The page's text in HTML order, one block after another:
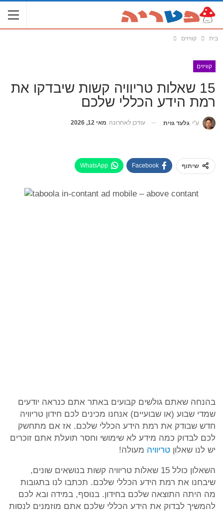
בית קוויזים
קוויזים
15 שאלות טריוויה קשות שיבדקו את
רמת הידע הכללי שלכם
ע"י גלעד גזית עודכן לאחרונה מאי 12, 2026
שיתוף Facebook
WhatsApp
בהנחה שאתם גולשים קבועים באתר אתם כנראה יודעים
שמדי שבוע (או שבועיים) אנחנו מכינים לכם חידון טריוויה
חדש שבודק את רמת הידע הכללי שלכם. אז אם מתחשק
לכם לבדוק כמה מידע לא שימושי וחסר תועלת אתם זוכרים
יש לנו שאלון טריוויה מעולה!
השאלון כולל 15 שאלות טריוויה קשות בנושאים שונים,
שיבחנו את רמת הידע הכללי שלכם. תכתבו לנו בתגובות
מה היתה התוצאה שלכם בחידון. בנוסף, במידה ובא לכם
להמשיך לבדוק את הידע הכללי שלכם אתם מוזמנים לנסות